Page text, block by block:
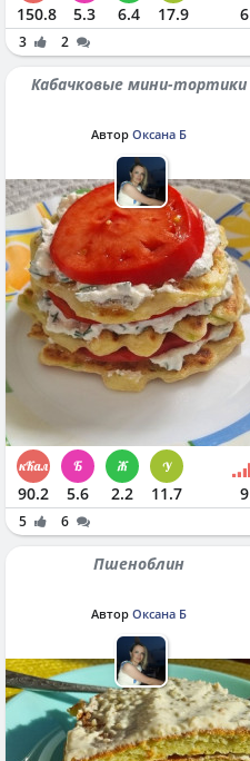
150.8 5.3 6.4 17.9 6
3 2
Кабачковые мини-тортики
Автор Оксана Б
90.2 5.6 2.2 11.7 9
5 6
Пшеноблин
Автор Оксана Б